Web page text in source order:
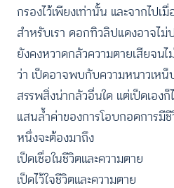
กรองไว้เพียงเท่านั้น และจากไปเ
สำหรับเรา ดอกทิวลิปแดงอาจไ
ยังคงหวาดกลัวความตายเสียจน
ว่า เป็ดอาจพบกับความหนาวเห
สรรพสิ่งน่ากลัวอื่นใด แต่เป็ดเอ
แสนล้ำค่าของการโอบกอดการมี
หนึ่งจะต้องมาถึง
เป็ดเชื่อในชีวิตและความตาย
เป็ดไว้ใจชีวิตและความตาย